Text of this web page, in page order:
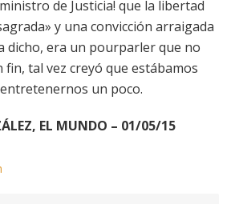
de Justicia! que la libertad
y una convicción arraigada
dicho, era un pourparler que no
tal vez creyó que estábamos
un poco.
EL MUNDO – 01/05/15